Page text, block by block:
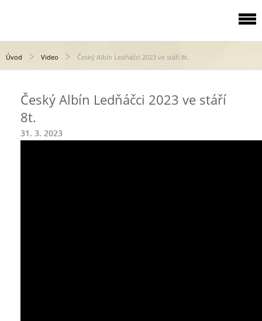
Úvod Video Český Albín Ledňáčci 2023 ve stáří 8t.
Český Albín Ledňáčci 2023 ve stáří
8t.
31. 3. 2023